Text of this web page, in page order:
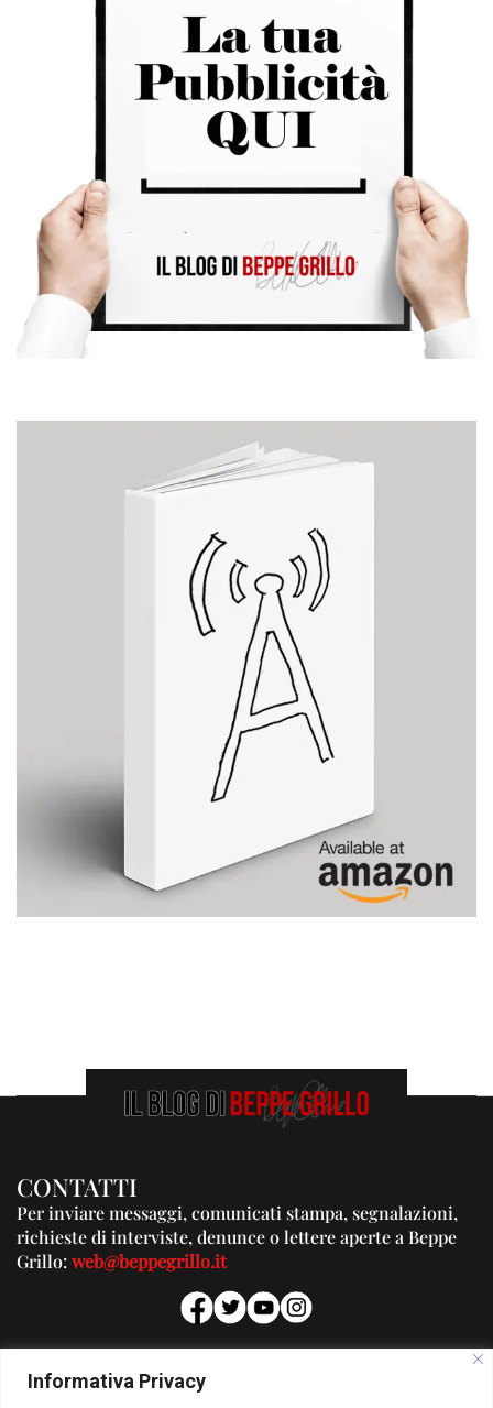
Informativa Privacy
CONTATTI
Per inviare messaggi, comunicati stampa, segnalazioni,
richieste di interviste, denunce o lettere aperte a Beppe
Grillo:web@beppegrillo.it
PUBBLICITA'
Per la tua pubblicità su questo Blog: